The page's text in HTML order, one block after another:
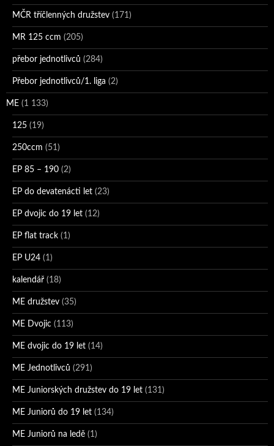
MČR tříčlenných družstev (171)
MR 125 ccm (205)
přebor jednotlivců (284)
Přebor jednotlivců/1. liga (2)
ME (1 133)
125 (19)
250ccm (51)
EP 85 – 190 (2)
EP do devatenácti let (23)
EP dvojic do 19 let (12)
EP flat track (1)
EP U24 (1)
kalendář (18)
ME družstev (35)
ME Dvojic (113)
ME dvojic do 19 let (14)
ME Jednotlivců (291)
ME Juniorských družstev do 19 let (131)
ME Juniorů do 19 let (134)
ME Juniorů na ledě (1)